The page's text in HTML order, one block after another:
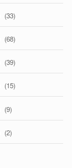
(33)
(68)
(39)
(15)
(9)
(2)